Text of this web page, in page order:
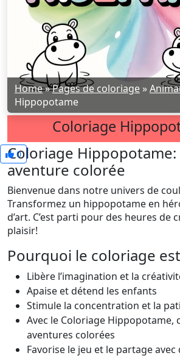
Home»Pages de coloriage »
Hippopotame
Coloriage
0
Coloriage Hippopotame:
aventure colorée
Bienvenue dans notre univers de
Transformez un hippopotame en
d’art. C’est parti pour des heures de
plaisir!
Pourquoi le coloriage
Libère l’imagination et la
Apaise et détend les enfants
Stimule la concentration et la
Avec le Coloriage Hippopotame,
aventures colorées
Favorise le jeu et le partage avec